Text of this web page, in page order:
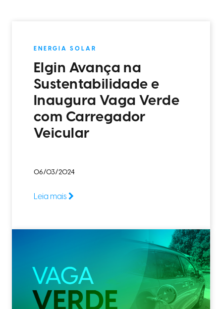
ENERGIA SOLAR
Elgin Avança na
Sustentabilidade e
Inaugura Vaga Verde
com Carregador
Veicular
06/03/2024
Leia mais